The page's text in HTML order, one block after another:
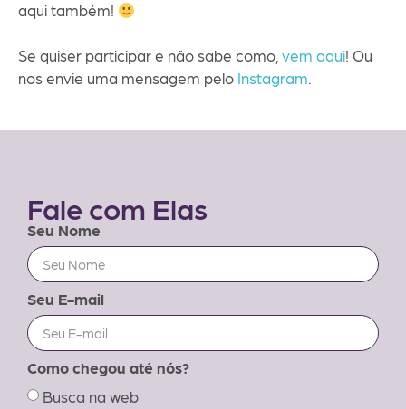
aqui também!
Se quiser participar e não sabe como, vem aqui! Ou
nos envie uma mensagem pelo Instagram.
Fale com Elas
Seu Nome
Seu E-mail
Como chegou até nós?
Busca na web